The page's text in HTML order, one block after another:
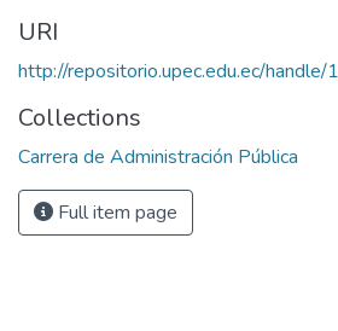
URI
http://repositorio.upec.edu.ec/
Collections
Carrera de Administración Pública
Full item page